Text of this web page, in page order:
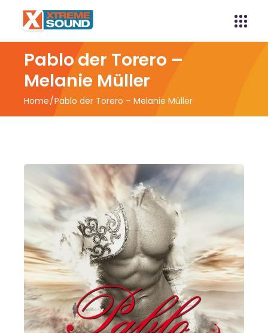
Pablo der Torero –
Melanie Müller
Home Pablo der Torero – Melanie Müller